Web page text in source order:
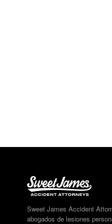
Sweet James Accident
abogados de lesiones